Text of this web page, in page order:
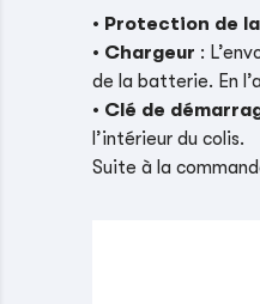
• Protection de
• Chargeur :
de la batterie. En
• Clé de
l’intérieur du colis.
Suite à la